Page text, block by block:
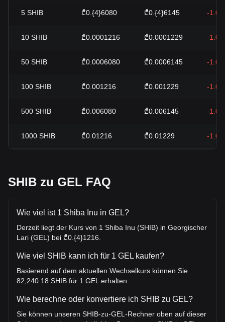
5 SHIB ₾0.{4}6080 ₾0.{4}6145 -
10 SHIB ₾0.0001216 ₾0.0001229 -
50 SHIB ₾0.0006080 ₾0.0006145 -
100 SHIB ₾0.001216 ₾0.001229 -
500 SHIB ₾0.006080 ₾0.006145 -
1000 SHIB ₾0.01216 ₾0.01229 -
SHIB zu GEL FAQ
Wie viel ist 1 Shiba Inu in GEL?
Derzeit liegt der Kurs von 1 Shiba Inu (SHIB) in Georgischer
Lari (GEL) bei ₾0.{4}1216.
Wie viel SHIB kann ich für 1 GEL kaufen?
Basierend auf dem aktuellen Wechselkurs können Sie
82,240.18 SHIB für 1 GEL erhalten.
Wie berechne oder konvertiere ich SHIB zu GEL?
Sie können unseren SHIB-zu-GEL-Rechner oben auf dieser